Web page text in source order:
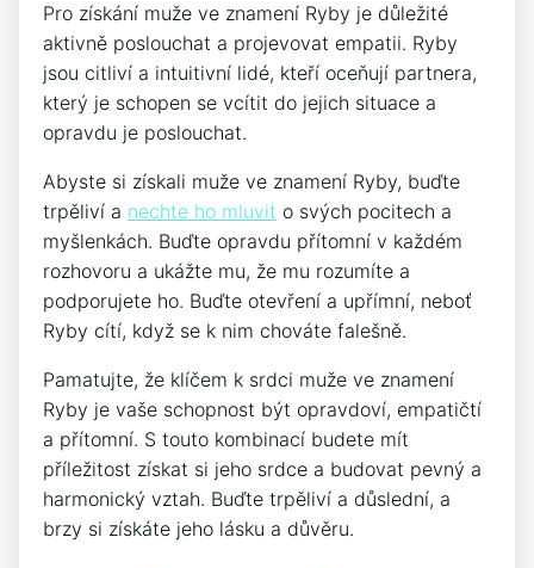
Pro získání muže ve znamení Ryby je důležité
aktivně poslouchat a projevovat empatii. Ryby
jsou citliví a intuitivní lidé, kteří oceňují partnera,
který je schopen se vcítit do jejich situace a
opravdu je poslouchat.
Abyste si získali muže ve znamení Ryby, buďte
trpěliví a nechte ho mluvit o svých pocitech a
myšlenkách. Buďte opravdu přítomní v každém
rozhovoru a ukážte mu, že mu rozumíte a
podporujete ho. Buďte otevření a upřímní, neboť
Ryby cítí, když se k nim chováte falešně.
Pamatujte, že klíčem k srdci muže ve znamení
Ryby je vaše schopnost být opravdoví, empatičtí
a přítomní. S touto kombinací budete mít
příležitost získat si jeho srdce a budovat pevný a
harmonický vztah. Buďte trpěliví a důslední, a
brzy si získáte jeho lásku a důvěru.